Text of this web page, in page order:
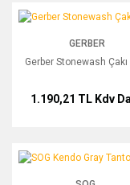
Gerber Stonewash Çakı
GERBER
Gerber Stonewash Çakı
1.190,21 TL Kdv
SOG Kendo Gray Tanto